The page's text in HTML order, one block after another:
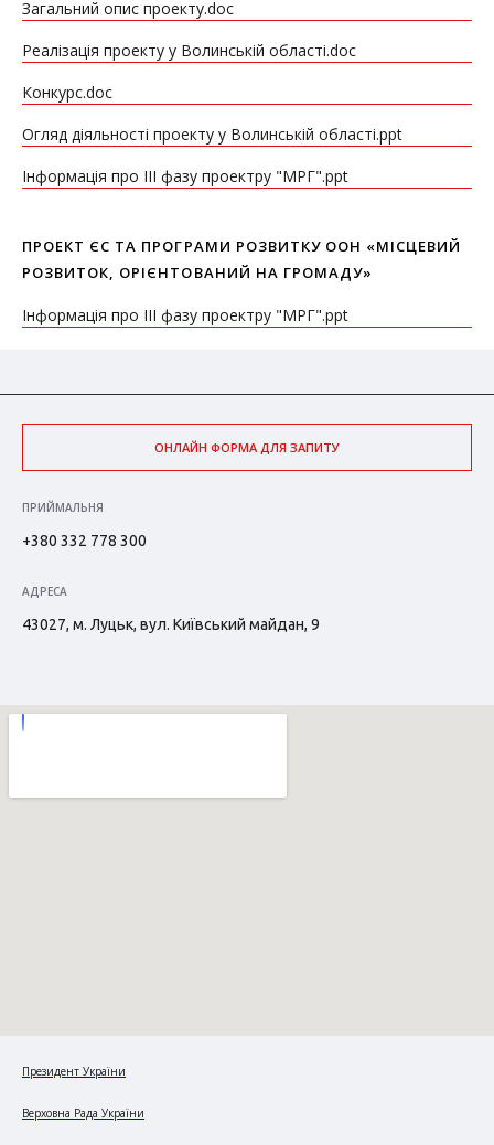
Загальний опис проекту.doc
Реалізація проекту у Волинській області.doc
Конкурс.doc
Огляд діяльності проекту у Волинській області.ppt
Інформація про ІІІ фазу проектру "МРГ".ppt
ПРОЕКТ ЄС ТА ПРОГРАМИ РОЗВИТКУ ООН «МІСЦЕВИЙ
РОЗВИТОК, ОРІЄНТОВАНИЙ НА ГРОМАДУ»
Інформація про ІІІ фазу проектру "МРГ".ppt
ОНЛАЙН ФОРМА ДЛЯ ЗАПИТУ
ПРИЙМАЛЬНЯ
+380 332 778 300
АДРЕСА
43027, м. Луцьк, вул. Київський майдан, 9
Президент України
Верховна Рада України